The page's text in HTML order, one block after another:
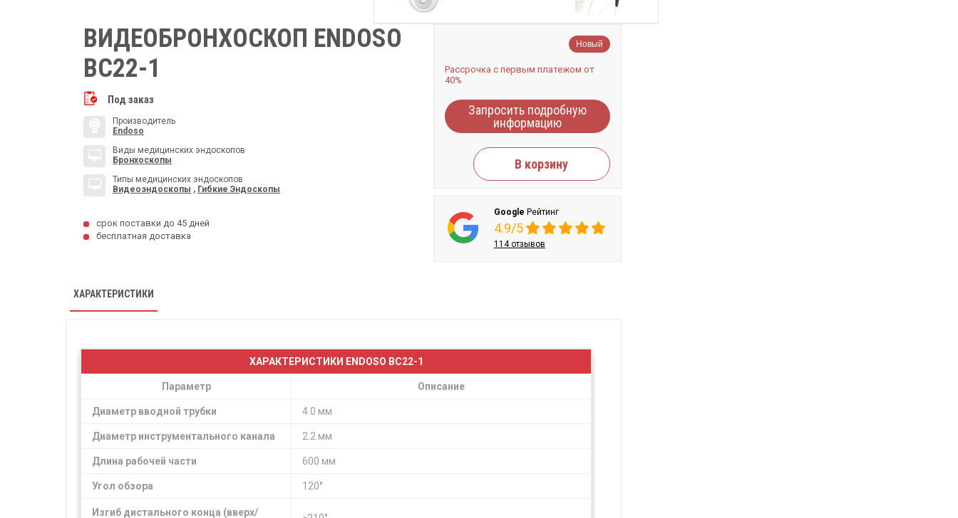
ВИДЕОБРОНХОСКОП ENDOSO
BC22-1
Под заказ
Производитель
Endoso
Виды медицинских эндоскопов
Бронхоскопы
Типы медицинских эндоскопов
Видеоэндоскопы , Гибкие Эндоскопы
срок поставки до 45 дней
бесплатная доставка
Новый
Рассрочка с первым платежом от
40%
Запросить подробную
информацию
В корзину
Google Рейтинг
4.9/5
114 отзывов
ХАРАКТЕРИСТИКИ
ХАРАКТЕРИСТИКИ ENDOSO BC22-1
Параметр Описание
Диаметр вводной трубки 4.0 мм
Диаметр инструментального канала 2.2 мм
Длина рабочей части 600 мм
Угол обзора 120°
Изгиб дистального конца (вверх/